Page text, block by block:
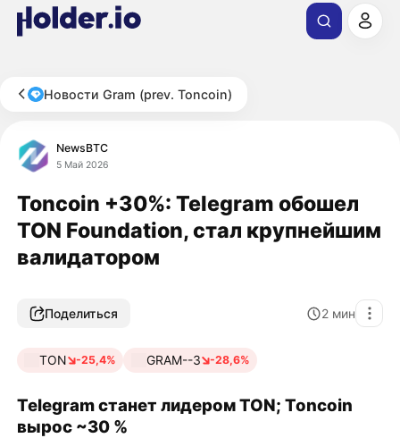
Новости Gram (prev. Toncoin)
NewsBTC
5 Май 2026
Toncoin +30%: Telegram обошел
TON Foundation, стал крупнейшим
валидатором
Поделиться 2 мин
TON -25,4% GRAM--3 -28,6%
Telegram станет лидером TON; Toncoin
вырос ~30 %